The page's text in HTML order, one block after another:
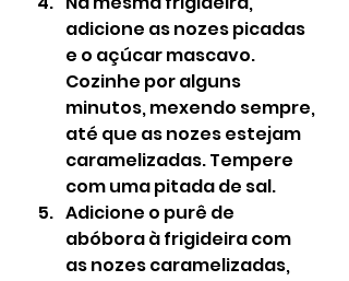
adicione as nozes picadas
e o açúcar mascavo.
Cozinhe por alguns
minutos, mexendo sempre,
até que as nozes estejam
caramelizadas. Tempere
com uma pitada de sal.
Adicione o purê de
abóbora à frigideira com
as nozes caramelizadas,